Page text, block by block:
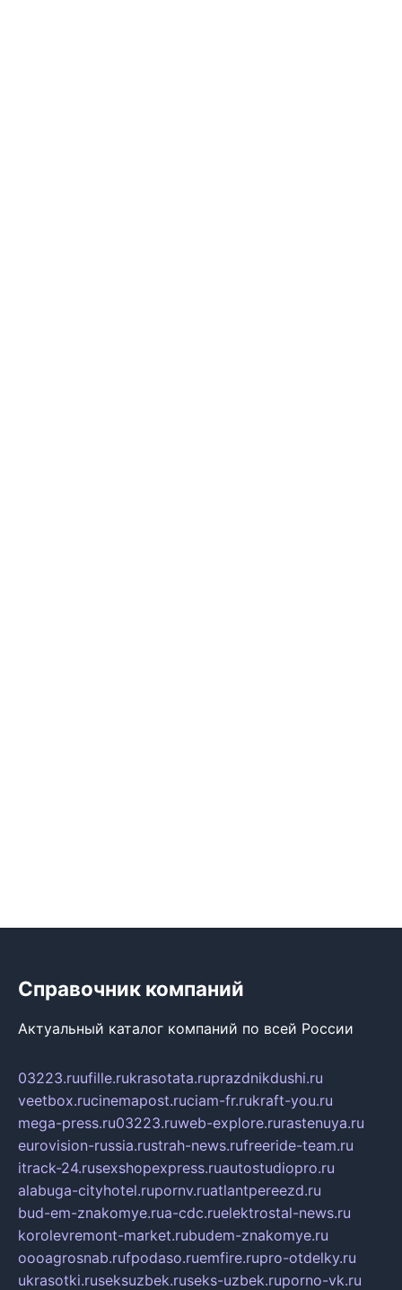
Справочник компаний
Актуальный каталог компаний по всей России
03223.ruufille.rukrasotata.ruprazdnikdushi.ru
veetbox.rucinemapost.ruciam-fr.rukraft-you.ru
mega-press.ru03223.ruweb-explore.rurastenuya.ru
eurovision-russia.rustrah-news.rufreeride-team.ru
itrack-24.rusexshopexpress.ruautostudiopro.ru
alabuga-cityhotel.rupornv.ruatlantpereezd.ru
bud-em-znakomye.rua-cdc.ruelektrostal-news.ru
korolevremont-market.rubudem-znakomye.ru
oooagrosnab.rufpodaso.ruemfire.rupro-otdelky.ru
ukrasotki.ruseksuzbek.ruseks-uzbek.ruporno-vk.ru